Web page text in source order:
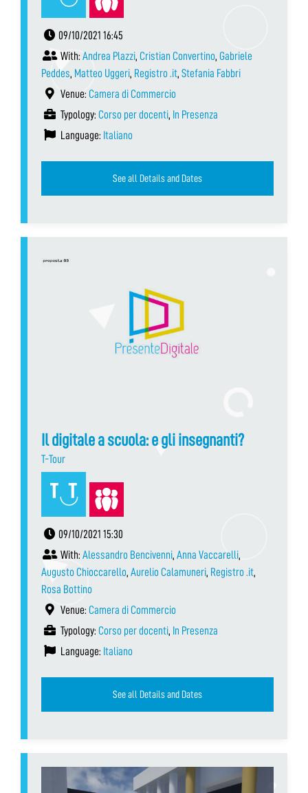
09/10/2021 16:45
With: Andrea Plazzi, Cristian Convertino, Gabriele
Peddes, Matteo Uggeri, Registro .it, Stefania Fabbri
Venue: Camera di Commercio
Typology: Corso per docenti, In Presenza
Language: Italiano
See all Details and Dates
Il digitale a scuola: e gli insegnanti?
T-Tour
09/10/2021 15:30
With: Alessandro Bencivenni, Anna Vaccarelli,
Augusto Chioccarello, Aurelio Calamuneri, Registro .it,
Rosa Bottino
Venue: Camera di Commercio
Typology: Corso per docenti, In Presenza
Language: Italiano
See all Details and Dates